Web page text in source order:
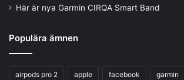
Här är nya Garmin CIRQA Smart Band
Populära ämnen
airpods pro 2 apple facebook garmin